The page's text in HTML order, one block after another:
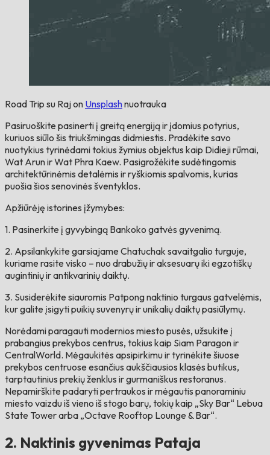
Road Trip su Raj on Unsplashnuotrauka
Pasiruoškite pasinerti į greitą energiją ir įdomius potyrius,
kuriuos siūlo šis triukšmingas didmiestis. Pradėkite savo
nuotykius tyrinėdami tokius žymius objektus kaip Didieji rūmai,
Wat Arun ir Wat Phra Kaew. Pasigrožėkite sudėtingomis
architektūrinėmis detalėmis ir ryškiomis spalvomis, kurias
puošia šios senovinės šventyklos.
Apžiūrėję istorines įžymybes:
1. Pasinerkite į gyvybingą Bankoko gatvės gyvenimą.
2. Apsilankykite garsiajame Chatuchak savaitgalio turguje,
kuriame rasite visko – nuo ​​drabužių ir aksesuarų iki egzotiškų
augintinių ir antikvarinių daiktų.
3. Susiderėkite siauromis Patpong naktinio turgaus gatvelėmis,
kur galite įsigyti puikių suvenyrų ir unikalių daiktų pasiūlymų.
Norėdami paragauti modernios miesto pusės, užsukite į
prabangius prekybos centrus, tokius kaip Siam Paragon ir
CentralWorld. Mėgaukitės apsipirkimu ir tyrinėkite šiuose
prekybos centruose esančius aukščiausios klasės butikus,
tarptautinius prekių ženklus ir gurmaniškus restoranus.
Nepamirškite padaryti pertraukos ir mėgautis panoraminiu
miesto vaizdu iš vieno iš stogo barų, tokių kaip „Sky Bar“ Lebua
State Tower arba „Octave Rooftop Lounge & Bar“.
2. Naktinis gyvenimas Pataja